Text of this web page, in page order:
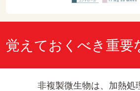
覚えておくべき重要
非複製微生物は、加熱処